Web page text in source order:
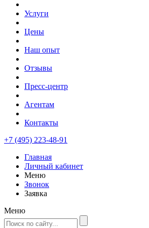
Услуги
Цены
Наш опыт
Отзывы
Пресс-центр
Агентам
Контакты
+7 (495) 223-48-91
Главная
Личный кабинет
Меню
Звонок
Заявка
Меню